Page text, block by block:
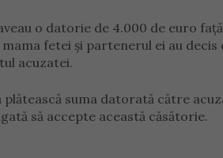
o datorie de 4.000 de euro
fetei și partenerul ei au
acuzatei.
suma datorată către
să accepte această căsătorie.